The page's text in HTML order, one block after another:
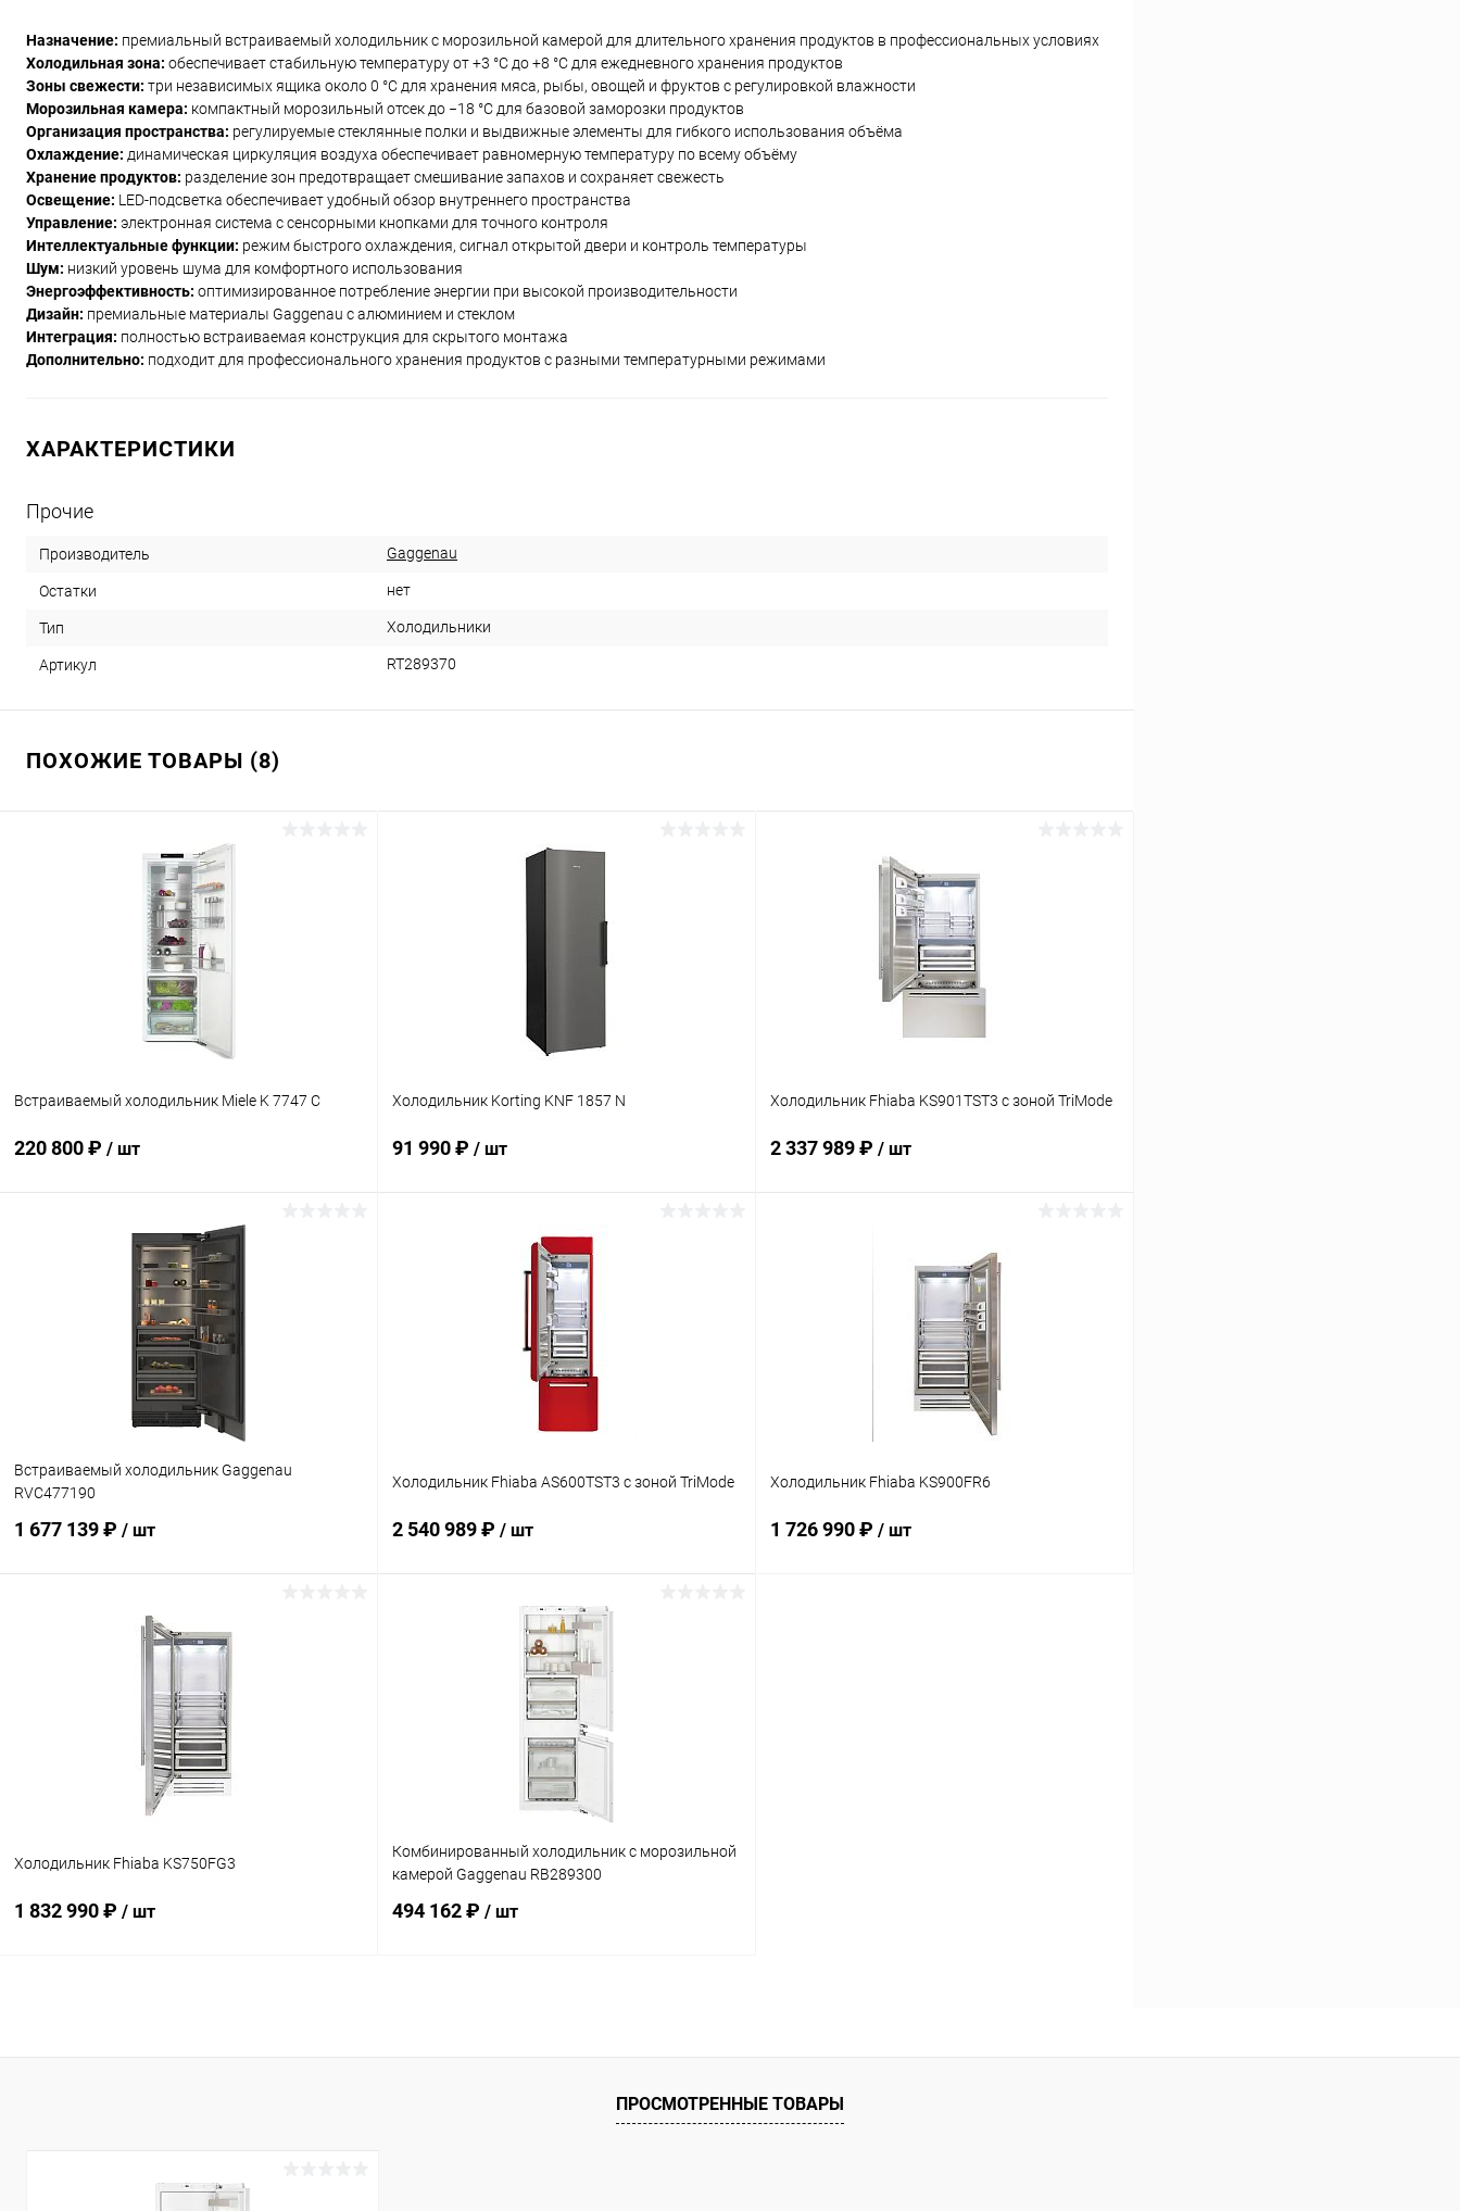
Назначение: премиальный встраиваемый холодильник с морозильной камерой для длительного хранения продуктов в профессиональных условиях
Холодильная зона: обеспечивает стабильную температуру от +3 °C до +8 °C для ежедневного хранения продуктов
Зоны свежести: три независимых ящика около 0 °C для хранения мяса, рыбы, овощей и фруктов с регулировкой влажности
Морозильная камера: компактный морозильный отсек до −18 °C для базовой заморозки продуктов
Организация пространства: регулируемые стеклянные полки и выдвижные элементы для гибкого использования объёма
Охлаждение: динамическая циркуляция воздуха обеспечивает равномерную температуру по всему объёму
Хранение продуктов: разделение зон предотвращает смешивание запахов и сохраняет свежесть
Освещение: LED-подсветка обеспечивает удобный обзор внутреннего пространства
Управление: электронная система с сенсорными кнопками для точного контроля
Интеллектуальные функции: режим быстрого охлаждения, сигнал открытой двери и контроль температуры
Шум: низкий уровень шума для комфортного использования
Энергоэффективность: оптимизированное потребление энергии при высокой производительности
Дизайн: премиальные материалы Gaggenau с алюминием и стеклом
Интеграция: полностью встраиваемая конструкция для скрытого монтажа
Дополнительно: подходит для профессионального хранения продуктов с разными температурными режимами
ХАРАКТЕРИСТИКИ
Прочие
Производитель Gaggenau
Остатки нет
Тип Холодильники
Артикул RT289370
ПОХОЖИЕ ТОВАРЫ (8)
Встраиваемый холодильник Miele K 7747 C
220 800 ₽ / шт
В корзину
Сравнение
В наличии
Холодильник Korting KNF 1857 N
91 990 ₽ / шт
В корзину
Холодильник Fhiaba KS901TST3 с зоной TriMode
2 337 989 ₽ / шт
Сравнение
Под заказ
Встраиваемый холодильник Gaggenau
RVC477190
1 677 139 ₽ / шт
В корзину
Холодильник Fhiaba AS600TST3 с зоной TriMode
2 540 989 ₽ / шт
В корзину
Сравнение
Под заказ
Холодильник Fhiaba KS900FR6
1 726 990 ₽ / шт
Холодильник Fhiaba KS750FG3
1 832 990 ₽ / шт
Купить в 1 клик Сравнение
Комбинированный холодильник с морозильной
камерой Gaggenau RB289300
494 162 ₽ / шт
Купить в 1 клик Сравнение
Под заказ
ПРОСМОТРЕННЫЕ ТОВАРЫ